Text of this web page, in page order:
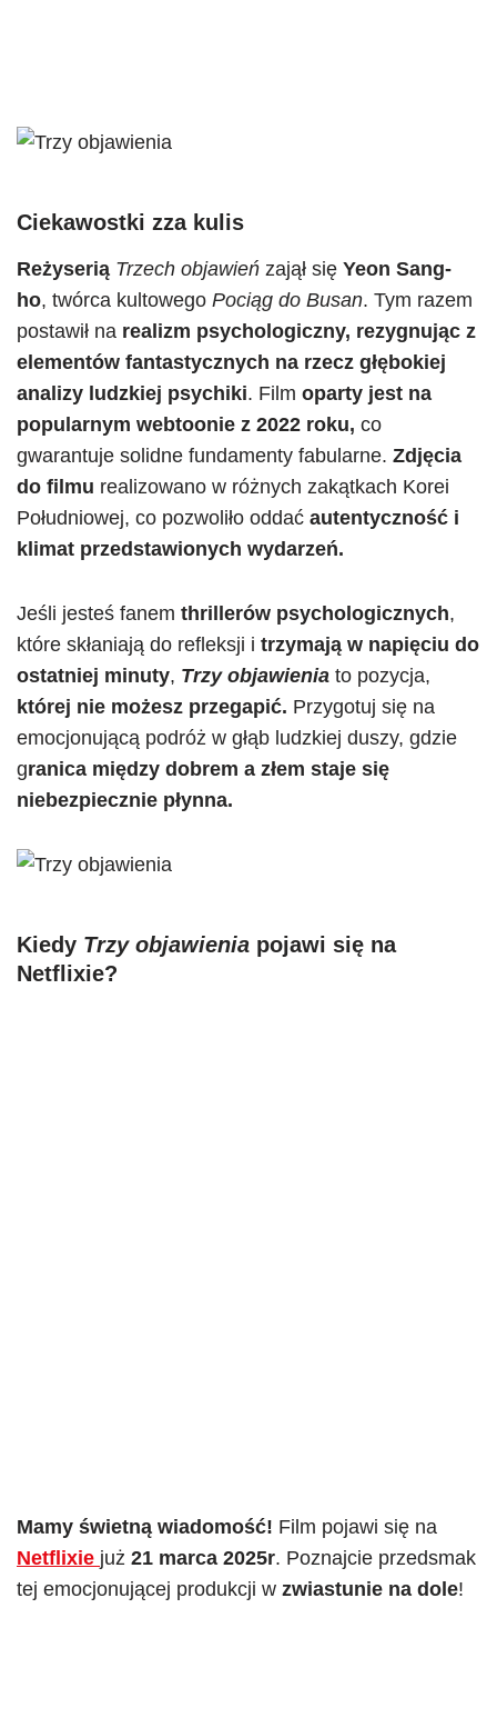
Ciekawostki zza kulis
Reżyserią Trzech objawień zajął się Yeon Sang-
ho, twórca kultowego Pociąg do Busan. Tym razem
postawił na realizm psychologiczny, rezygnując z
elementów fantastycznych na rzecz głębokiej
analizy ludzkiej psychiki. Film oparty jest na
popularnym webtoonie z 2022 roku, co
gwarantuje solidne fundamenty fabularne. Zdjęcia
do filmu realizowano w różnych zakątkach Korei
Południowej, co pozwoliło oddać autentyczność i
klimat przedstawionych wydarzeń.
Jeśli jesteś fanem thrillerów psychologicznych,
które skłaniają do refleksji i trzymają w napięciu do
ostatniej minuty, Trzy objawienia to pozycja,
której nie możesz przegapić. Przygotuj się na
emocjonującą podróż w głąb ludzkiej duszy, gdzie
granica między dobrem a złem staje się
niebezpiecznie płynna.
Kiedy Trzy objawienia pojawi się na
Netflixie?
Mamy świetną wiadomość! Film pojawi się na
Netflixie już 21 marca 2025r. Poznajcie przedsmak
tej emocjonującej produkcji w zwiastunie na dole!